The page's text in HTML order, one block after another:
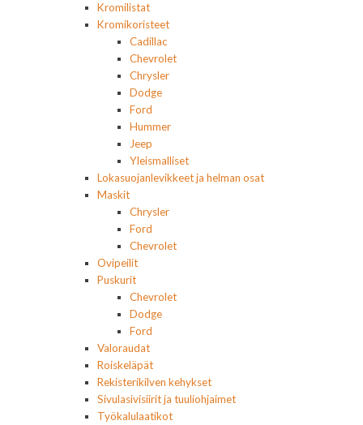
Kromilistat
Kromikoristeet
Cadillac
Chevrolet
Chrysler
Dodge
Ford
Hummer
Jeep
Yleismalliset
Lokasuojanlevikkeet ja helman osat
Maskit
Chrysler
Ford
Chevrolet
Ovipeilit
Puskurit
Chevrolet
Dodge
Ford
Valoraudat
Roiskeläpät
Rekisterikilven kehykset
Sivulasivisiirit ja tuuliohjaimet
Työkalulaatikot